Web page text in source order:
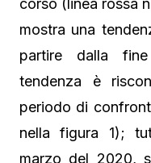
mostra una
partire dalla
tendenza è
periodo di
nella figura 1);
marzo del 2020,